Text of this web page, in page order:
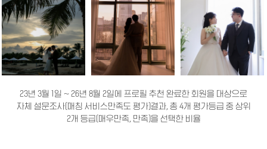
23년 3월 1일 ~ 26년 8월 2일에 프로필 추천 완료한 회원을 대상으로
자체 설문조사(매칭 서비스만족도 평가)결과, 총 4개 평가등급 중 상위
2개 등급(매우만족, 만족)을 선택한 비율